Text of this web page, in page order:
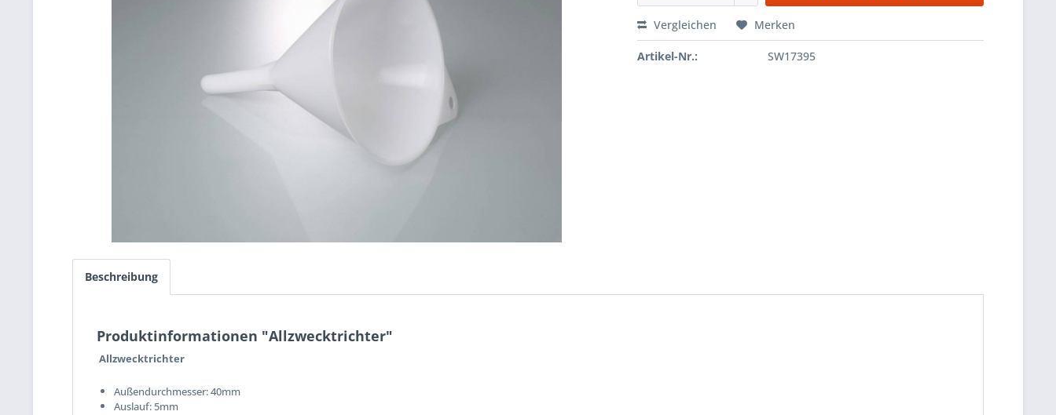
Vergleichen Merken
Artikel-Nr.: SW17395
Beschreibung
Produktinformationen "Allzwecktrichter"
Allzwecktrichter
Außendurchmesser: 40mm
Auslauf: 5mm